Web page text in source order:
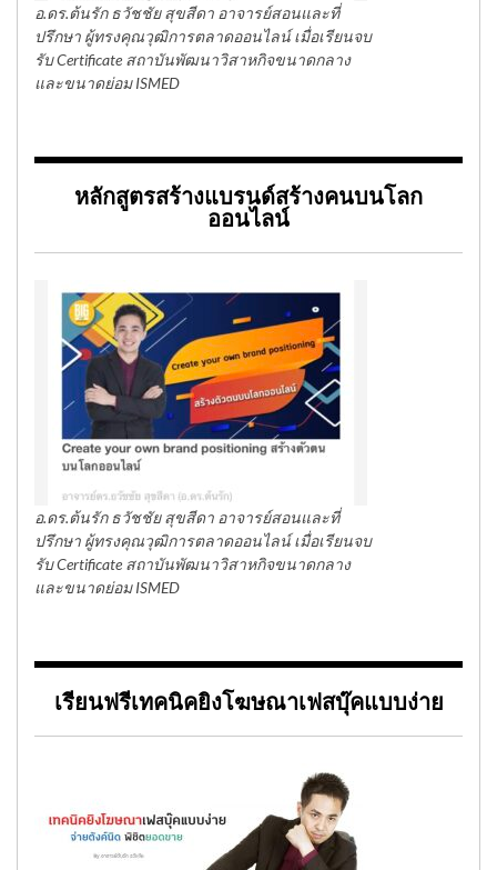
อ.ดร.ต้นรัก ธวัชชัย สุขสีดา อาจารย์สอนและที่
ปรึกษา ผู้ทรงคุณวุฒิการตลาดออนไลน์ เมื่อเรียนจบ
รับ Certificate สถาบันพัฒนาวิสาหกิจขนาดกลาง
และขนาดย่อม ISMED
หลักสูตรสร้างแบรนด์สร้างคนบนโลก
ออนไลน์
อ.ดร.ต้นรัก ธวัชชัย สุขสีดา อาจารย์สอนและที่
ปรึกษา ผู้ทรงคุณวุฒิการตลาดออนไลน์ เมื่อเรียนจบ
รับ Certificate สถาบันพัฒนาวิสาหกิจขนาดกลาง
และขนาดย่อม ISMED
เรียนฟรีเทคนิคยิงโฆษณาเฟสบุ๊คแบบง่าย